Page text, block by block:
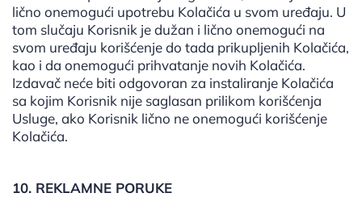
lično onemogući upotrebu Kolačića u svom uređaju. U
tom slučaju Korisnik je dužan i lično onemogući na
svom uređaju korišćenje do tada prikupljenih Kolačića,
kao i da onemogući prihvatanje novih Kolačića.
Izdavač neće biti odgovoran za instaliranje Kolačića
sa kojim Korisnik nije saglasan prilikom korišćenja
Usluge, ako Korisnik lično ne onemogući korišćenje
Kolačića.
10. REKLAMNE PORUKE